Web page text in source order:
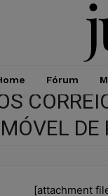
Fórum
DE
[attachment